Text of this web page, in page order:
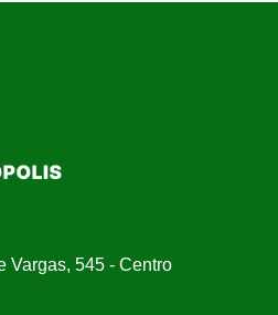
Vargas, 545 - Centro